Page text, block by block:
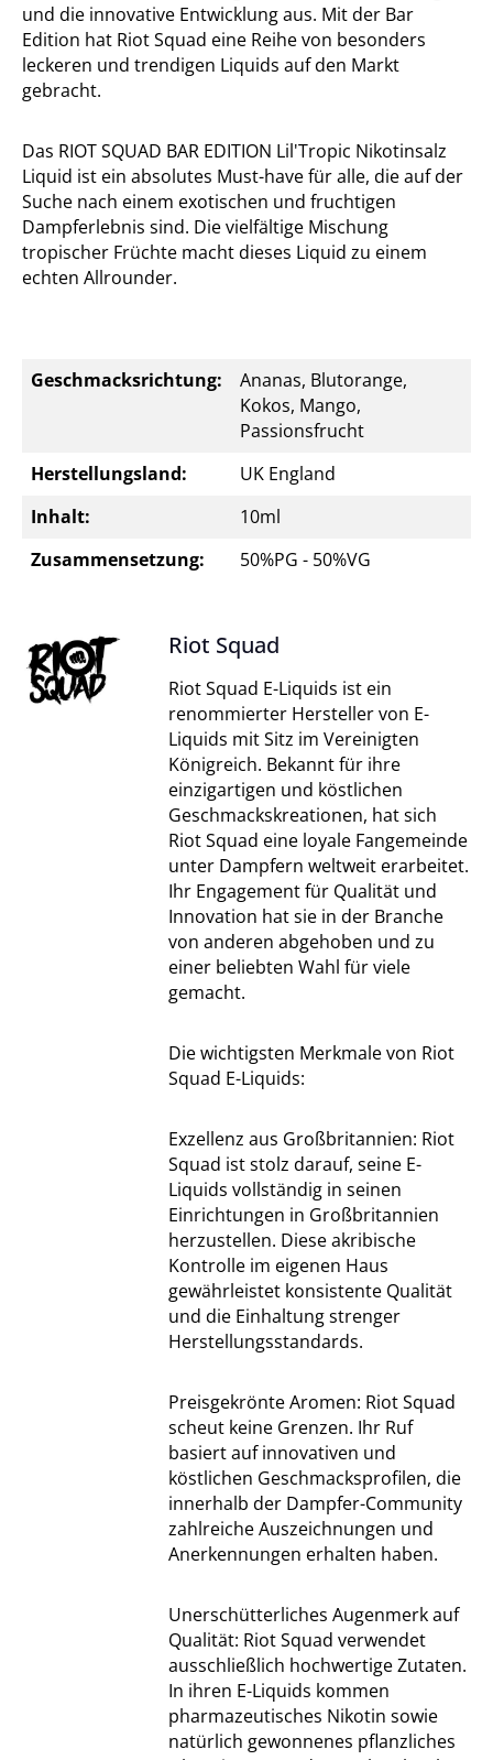
und die innovative Entwicklung aus. Mit der Bar
Edition hat Riot Squad eine Reihe von besonders
leckeren und trendigen Liquids auf den Markt
gebracht.
Das RIOT SQUAD BAR EDITION Lil'Tropic Nikotinsalz
Liquid ist ein absolutes Must-have für alle, die auf der
Suche nach einem exotischen und fruchtigen
Dampferlebnis sind. Die vielfältige Mischung
tropischer Früchte macht dieses Liquid zu einem
echten Allrounder.
Geschmacksrichtung:
Ananas, Blutorange,
Kokos, Mango,
Passionsfrucht
Herstellungsland:
UK England
Inhalt:
10ml
Zusammensetzung:
50%PG - 50%VG
Riot Squad
Riot Squad E-Liquids ist ein
renommierter Hersteller von E-
Liquids mit Sitz im Vereinigten
Königreich. Bekannt für ihre
einzigartigen und köstlichen
Geschmackskreationen, hat sich
Riot Squad eine loyale Fangemeinde
unter Dampfern weltweit erarbeitet.
Ihr Engagement für Qualität und
Innovation hat sie in der Branche
von anderen abgehoben und zu
einer beliebten Wahl für viele
gemacht.
Die wichtigsten Merkmale von Riot
Squad E-Liquids:
Exzellenz aus Großbritannien: Riot
Squad ist stolz darauf, seine E-
Liquids vollständig in seinen
Einrichtungen in Großbritannien
herzustellen. Diese akribische
Kontrolle im eigenen Haus
gewährleistet konsistente Qualität
und die Einhaltung strenger
Herstellungsstandards.
Preisgekrönte Aromen: Riot Squad
scheut keine Grenzen. Ihr Ruf
basiert auf innovativen und
köstlichen Geschmacksprofilen, die
innerhalb der Dampfer-Community
zahlreiche Auszeichnungen und
Anerkennungen erhalten haben.
Unerschütterliches Augenmerk auf
Qualität: Riot Squad verwendet
ausschließlich hochwertige Zutaten.
In ihren E-Liquids kommen
pharmazeutisches Nikotin sowie
natürlich gewonnenes pflanzliches